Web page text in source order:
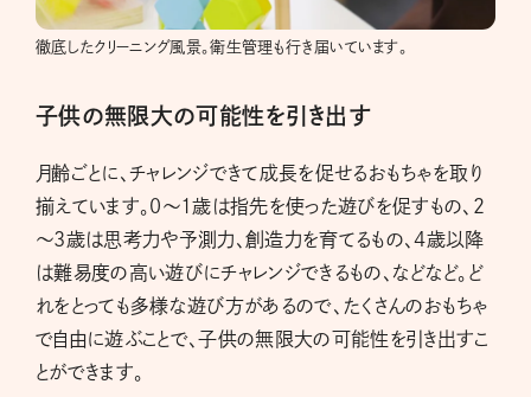
徹底したクリーニング風景。衛生管理も行き届いています。
子供の無限大の可能性を引き出す
月齢ごとに、チャレンジできて成長を促せるおもちゃを取り
揃えています。0～1歳は指先を使った遊びを促すもの、2
～3歳は思考力や予測力、創造力を育てるもの、4歳以降
は難易度の高い遊びにチャレンジできるもの、などなど。ど
れをとっても多様な遊び方があるので、たくさんのおもちゃ
で自由に遊ぶことで、子供の無限大の可能性を引き出すこ
とができます。